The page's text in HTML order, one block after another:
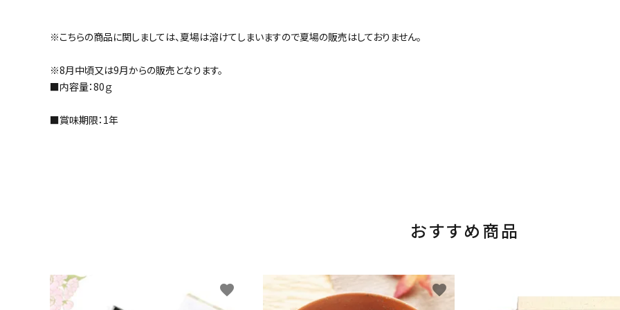
※こちらの商品に関しましては、夏場は溶けてしまいますので夏場の販売はしておりません。
※8月中頃又は9月からの販売となります。
■内容量：80ｇ
■賞味期限：1年
おすすめ商品
favorite favorite